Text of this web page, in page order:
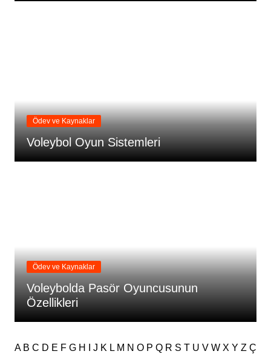
Ödev ve Kaynaklar
Voleybol Oyun Sistemleri
Ödev ve Kaynaklar
Voleybolda Pasör Oyuncusunun
Özellikleri
A B C D E F G H J K L M N O P Q R S T U V W X Y Z Ç